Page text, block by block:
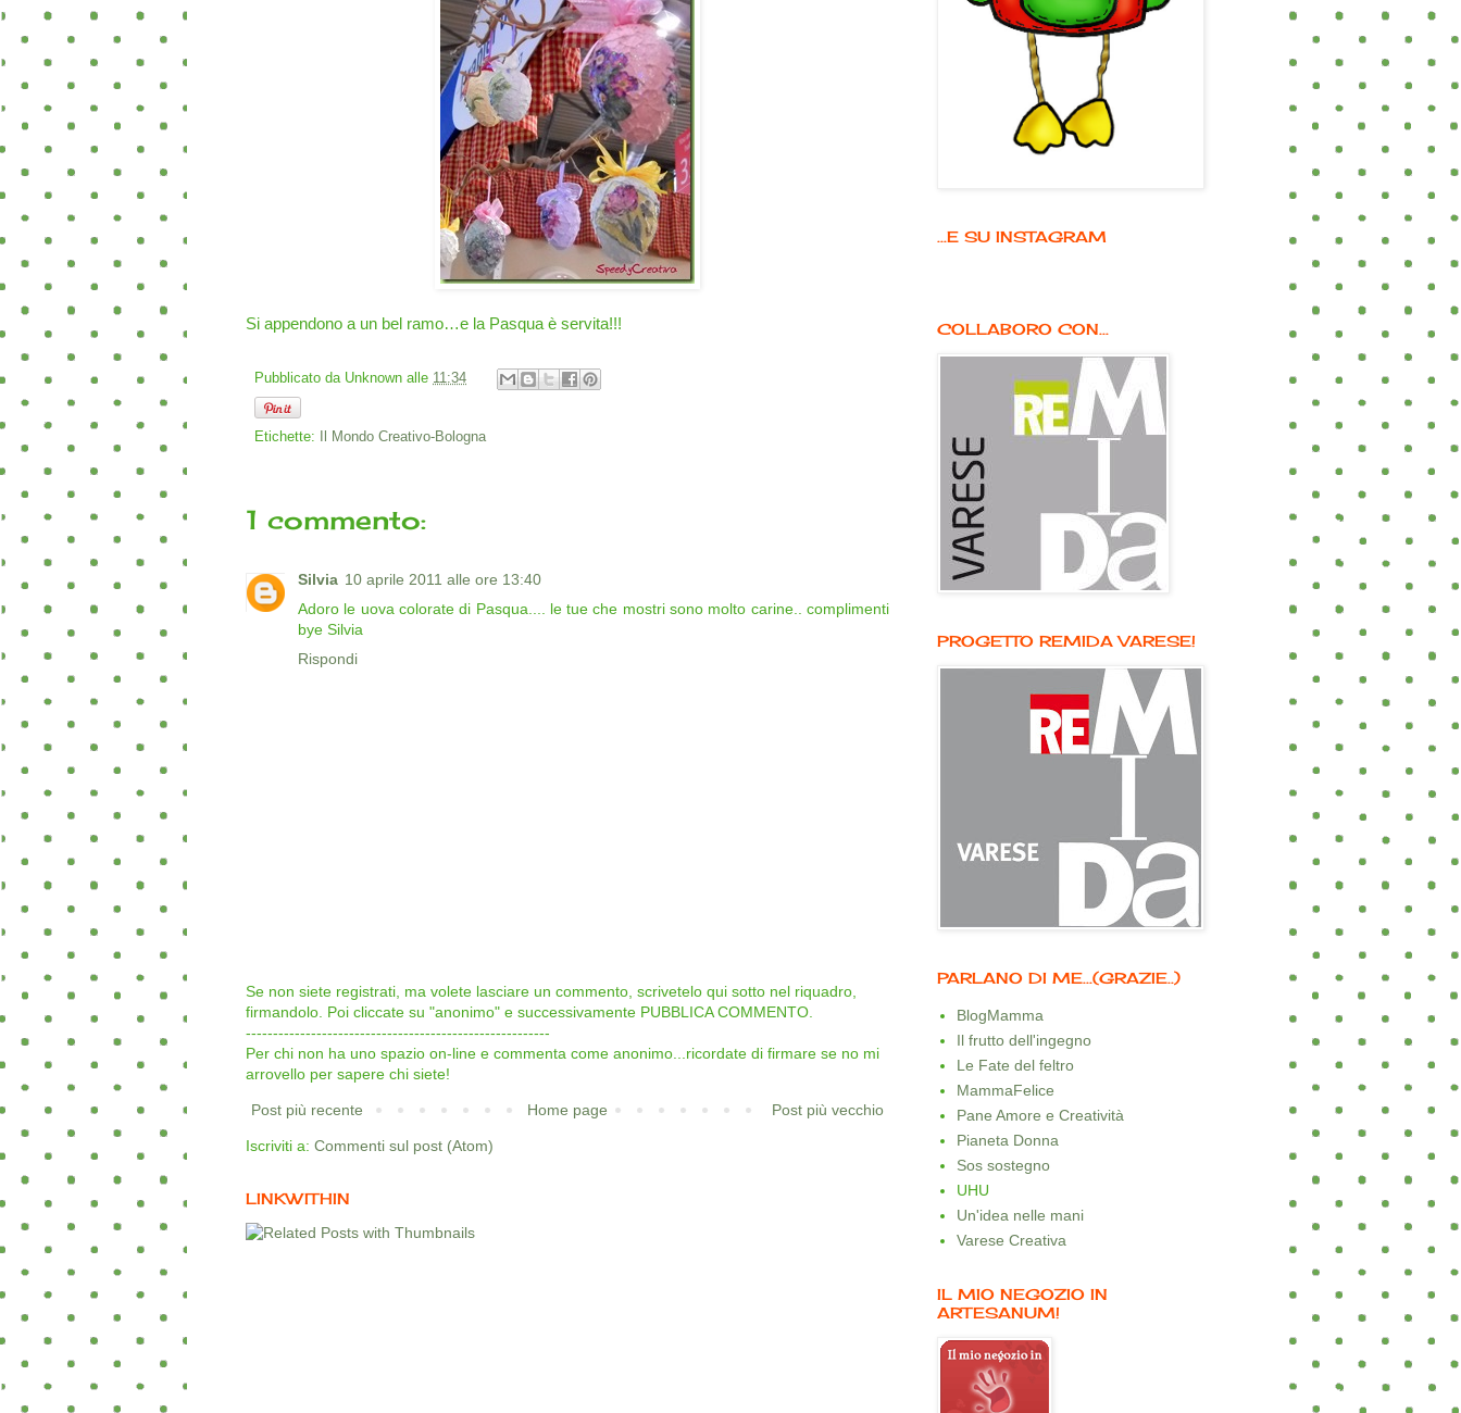
Si appendono a un bel ramo…e la Pasqua è servita!!!
Pubblicato da Unknown alle 11:34
Etichette: Il Mondo Creativo-Bologna
1 commento:
Silvia 10 aprile 2011 alle ore 13:40
Adoro le uova colorate di Pasqua.... le tue che mostri sono molto carine.. complimenti
bye Silvia
Rispondi
Se non siete registrati, ma volete lasciare un commento, scrivetelo qui sotto nel riquadro,
firmandolo. Poi cliccate su "anonimo" e successivamente PUBBLICA COMMENTO.
--------------------------------------------------------
Per chi non ha uno spazio on-line e commenta come anonimo...ricordate di firmare se no mi
arrovello per sapere chi siete!
Post più recente Post più vecchio
Home page
Iscriviti a: Commenti sul post (Atom)
LINKWITHIN
...E SU INSTAGRAM
COLLABORO CON...
PROGETTO REMIDA VARESE!
PARLANO DI ME...(GRAZIE..)
BlogMamma
Il frutto dell'ingegno
Le Fate del feltro
MammaFelice
Pane Amore e Creatività
Pianeta Donna
Sos sostegno
UHU
Un'idea nelle mani
Varese Creativa
IL MIO NEGOZIO IN
ARTESANUM!